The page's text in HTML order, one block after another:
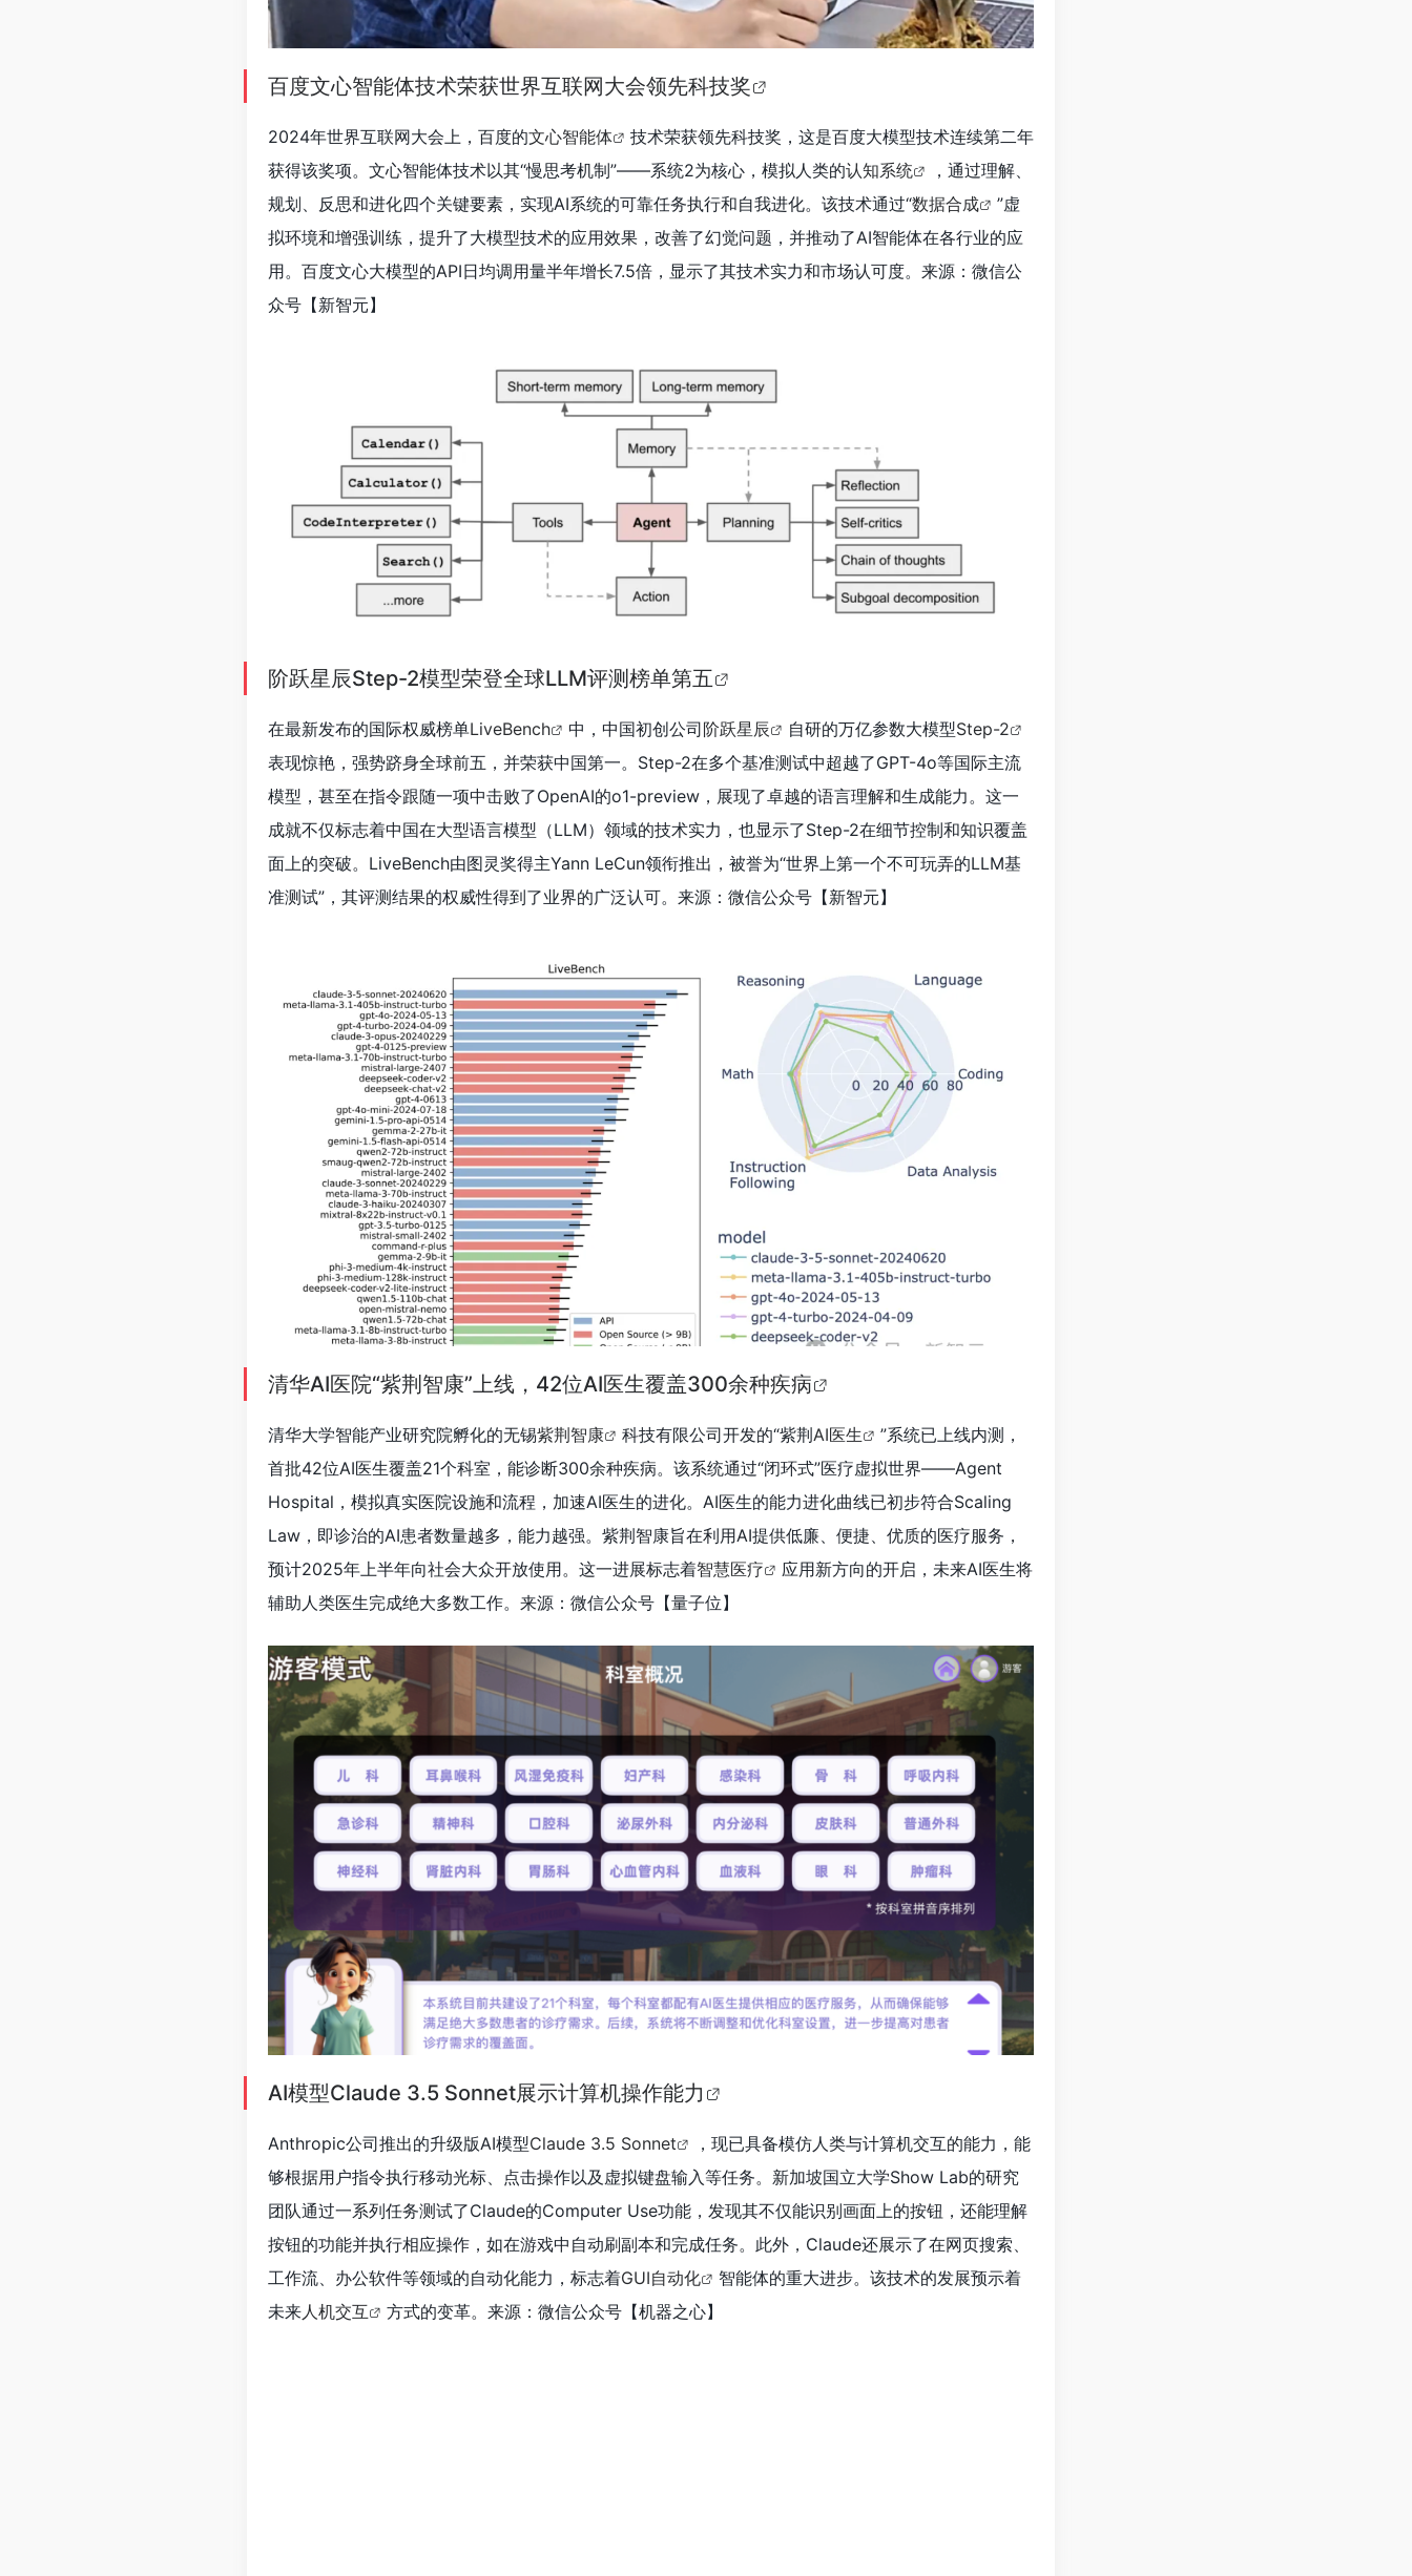
百度文心智能体技术荣获世界互联网大会领先科技奖
2024年世界互联网大会上，百度的文心智能体
技术荣获领先科技奖，这是百度大模型技术连续第二年
获得该奖项。文心智能体技术以其“慢思考机制”——系统2为核心，模拟人类的认知系统
，通过理解、
规划、反思和进化四个关键要素，实现AI系统的可靠任务执行和自我进化。该技术通过“数据合成
”虚
拟环境和增强训练，提升了大模型技术的应用效果，改善了幻觉问题，并推动了AI智能体在各行业的应
用。百度文心大模型的API日均调用量半年增长7.5倍，显示了其技术实力和市场认可度。来源：微信公
众号【新智元】
阶跃星辰Step-2模型荣登全球LLM评测榜单第五
在最新发布的国际权威榜单LiveBench 中，中国初创公司阶跃星辰 自研的万亿参数大模型Step-2
表现惊艳，强势跻身全球前五，并荣获中国第一。Step-2在多个基准测试中超越了GPT-4o等国际主流
模型，甚至在指令跟随一项中击败了OpenAI的o1-preview，展现了卓越的语言理解和生成能力。这一
成就不仅标志着中国在大型语言模型（LLM）领域的技术实力，也显示了Step-2在细节控制和知识覆盖
面上的突破。LiveBench由图灵奖得主Yann LeCun领衔推出，被誉为“世界上第一个不可玩弄的LLM基
准测试”，其评测结果的权威性得到了业界的广泛认可。来源：微信公众号【新智元】
清华AI医院“紫荆智康”上线，42位AI医生覆盖300余种疾病
清华大学智能产业研究院孵化的无锡紫荆智康 科技有限公司开发的“紫荆AI医生
”系统已上线内测，
首批42位AI医生覆盖21个科室，能诊断300余种疾病。该系统通过“闭环式”医疗虚拟世界——Agent
Hospital，模拟真实医院设施和流程，加速AI医生的进化。AI医生的能力进化曲线已初步符合Scaling
Law，即诊治的AI患者数量越多，能力越强。紫荆智康旨在利用AI提供低廉、便捷、优质的医疗服务，
预计2025年上半年向社会大众开放使用。这一进展标志着智慧医疗
应用新方向的开启，未来AI医生将
辅助人类医生完成绝大多数工作。来源：微信公众号【量子位】
AI模型Claude 3.5 Sonnet展示计算机操作能力
Anthropic公司推出的升级版AI模型Claude 3.5 Sonnet
，现已具备模仿人类与计算机交互的能力，能
够根据用户指令执行移动光标、点击操作以及虚拟键盘输入等任务。新加坡国立大学Show Lab的研究
团队通过一系列任务测试了Claude的Computer Use功能，发现其不仅能识别画面上的按钮，还能理解
按钮的功能并执行相应操作，如在游戏中自动刷副本和完成任务。此外，Claude还展示了在网页搜索、
工作流、办公软件等领域的自动化能力，标志着GUI自动化
智能体的重大进步。该技术的发展预示着
未来人机交互 方式的变革。来源：微信公众号【机器之心】